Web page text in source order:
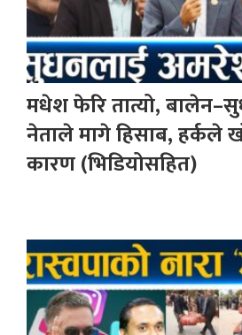
मधेश फेरि तात्यो,
नेताले मागे हिसाब, हर्कले
कारण (भिडियोसहित)